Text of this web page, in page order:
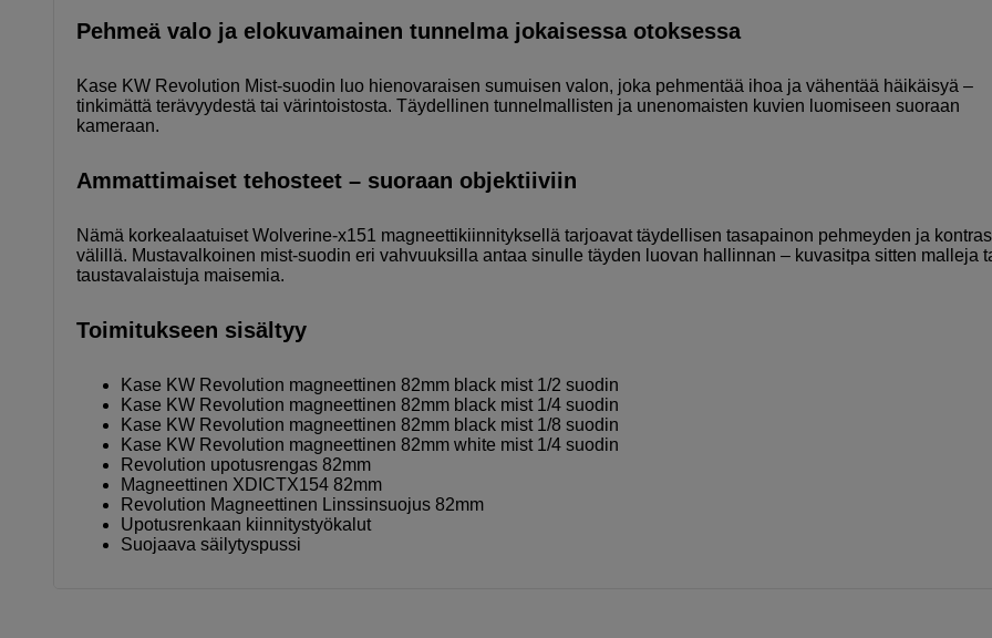
Pehmeä valo ja elokuvamainen tunnelma jokaisessa otoksessa
Kase KW Revolution Mist-suodin luo hienovaraisen sumuisen valon, joka pehmentää ihoa ja vähentää häikäisyä –
tinkimättä terävyydestä tai värintoistosta. Täydellinen tunnelmallisten ja unenomaisten kuvien luomiseen suoraan
kameraan.
Ammattimaiset tehosteet – suoraan objektiiviin
Nämä korkealaatuiset Wolverine-x151 magneettikiinnityksellä tarjoavat täydellisen tasapainon pehmeyden ja
välillä. Mustavalkoinen mist-suodin eri vahvuuksilla antaa sinulle täyden luovan hallinnan – kuvasitpa sitten malleja
taustavalaistuja maisemia.
Toimitukseen sisältyy
Kase KW Revolution magneettinen 82mm black mist 1/2 suodin
Kase KW Revolution magneettinen 82mm black mist 1/4 suodin
Kase KW Revolution magneettinen 82mm black mist 1/8 suodin
Kase KW Revolution magneettinen 82mm white mist 1/4 suodin
Revolution upotusrengas 82mm
Magneettinen XDICTX154 82mm
Revolution Magneettinen Linssinsuojus 82mm
Upotusrenkaan kiinnitystyökalut
Suojaava säilytyspussi